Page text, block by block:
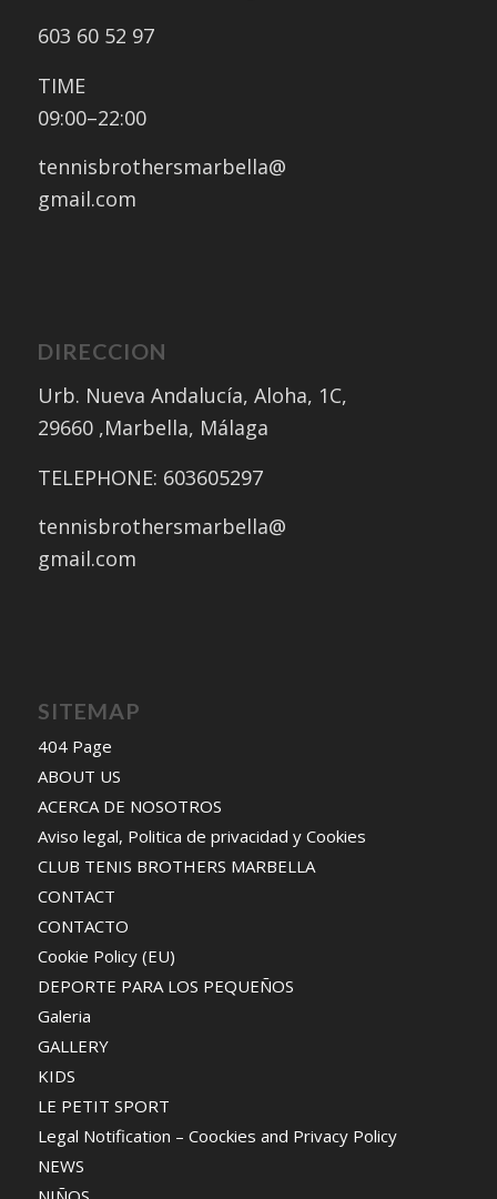
603 60 52 97
TIME
09:00–22:00
tennisbrothersmarbella@
gmail.com
DIRECCION
Urb. Nueva Andalucía, Aloha, 1C,
​29660 ,Marbella, Málaga
​TELEPHONE: 603605297
tennisbrothersmarbella@
gmail.com
SITEMAP
404 Page
ABOUT US
ACERCA DE NOSOTROS
Aviso legal, Politica de privacidad y Cookies
CLUB TENIS BROTHERS MARBELLA
CONTACT
CONTACTO
Cookie Policy (EU)
DEPORTE PARA LOS PEQUEÑOS
Galeria
GALLERY
KIDS
LE PETIT SPORT
Legal Notification – Coockies and Privacy Policy
NEWS